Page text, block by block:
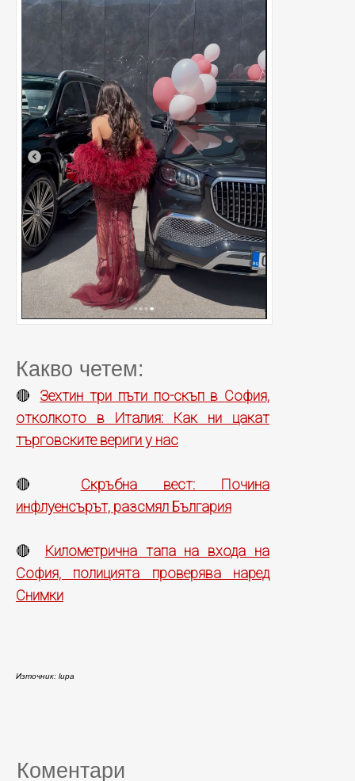
Какво четем:
🔴 Зехтин три пъти по-скъп в София,
отколкото в Италия: Как ни цакат
търговските вериги у нас
🔴 Скръбна вест: Почина
инфлуенсърът, разсмял България
🔴 Километрична тапа на входа на
София, полицията проверява наред
Снимки
Източник: lupa
Коментари